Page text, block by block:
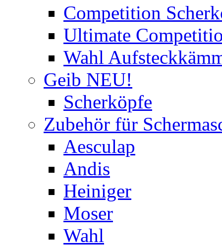
Competition
Ultimate
Wahl
Geib NEU!
Scherköpfe
Zubehör für
Aesculap
Andis
Heiniger
Moser
Wahl